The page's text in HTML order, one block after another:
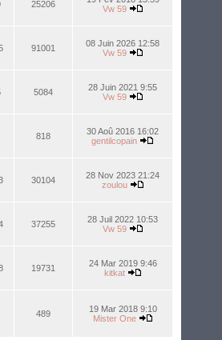
25206
Vw 59
91001
08 Juin 2026 12:58
Vw 59
5084
28 Juin 2021 9:55
Vw 59
818
30 Aoû 2016 16:02
gentilcopain
30104
28 Nov 2023 21:24
zoulou
37255
28 Juil 2022 10:53
Vw 59
19731
24 Mar 2019 9:46
kitkat
489
19 Mar 2018 9:10
Mister One